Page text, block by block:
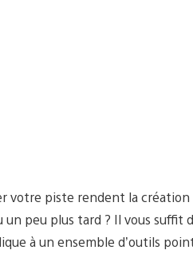
votre piste rendent la
peu plus tard ? Il vous suffit
à un ensemble d’outils